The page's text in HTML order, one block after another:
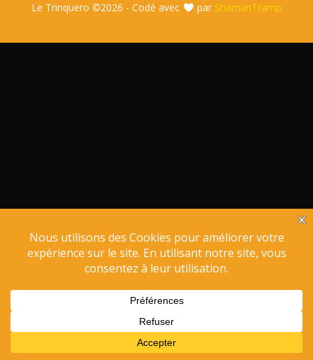
Le Trinquero ©2026 - Codé avec par ShamanTramp